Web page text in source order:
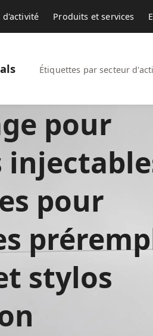
d'activité Produits et services
Étiquettes par secteur
pour
pour
stylos